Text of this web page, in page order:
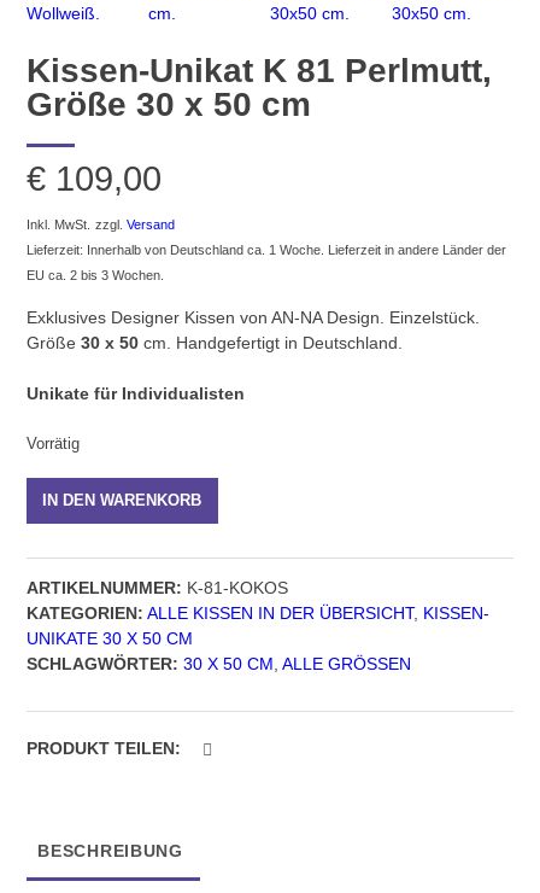
Kissen-Unikat K 81 Perlmutt,
Größe 30 x 50 cm
€ 109,00
Inkl. MwSt. zzgl.Versand
Lieferzeit: Innerhalb von Deutschland ca. 1 Woche. Lieferzeit in andere Länder der
EU ca. 2 bis 3 Wochen.
Exklusives Designer Kissen von AN-NA Design. Einzelstück.
Größe30 x 50 cm. Handgefertigt in Deutschland.
Unikate für Individualisten
Vorrätig
Kissen-
81
Perlmutt,
Größe
30
x
cm
Menge
IN DEN WARENKORB
ARTIKELNUMMER: K-81-KOKOS
KATEGORIEN: ALLE KISSEN IN DER ÜBERSICHT, KISSEN-
UNIKATE 30 X 50 CM
SCHLAGWÖRTER: 30 X 50 CM,ALLE GRÖSSEN
PRODUKT TEILEN:
BESCHREIBUNG